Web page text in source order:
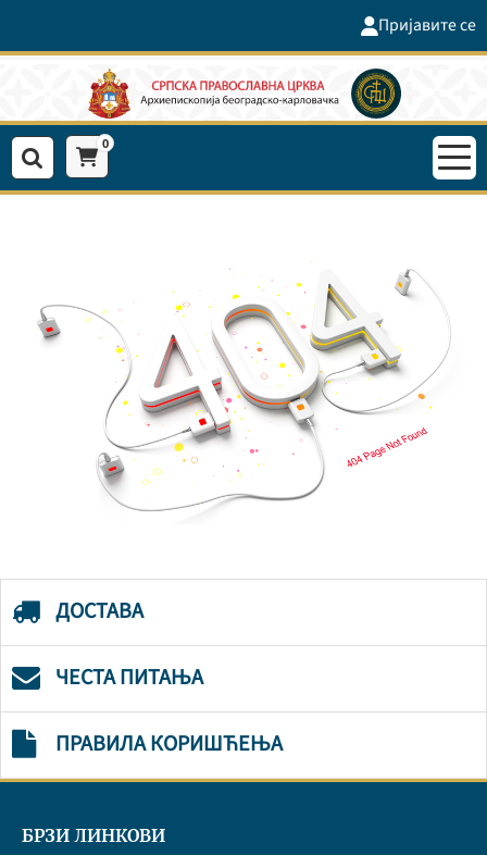
Пријавите се
0
ДОСТАВА
ЧЕСТА ПИТАЊА
ПРАВИЛА КОРИШЋЕЊА
БРЗИ ЛИНКОВИ